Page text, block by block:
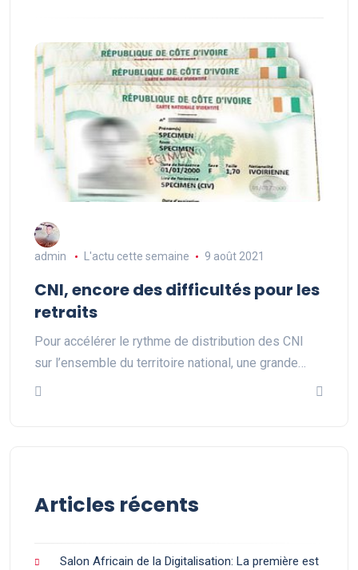
admin L'actu cette semaine 9 août 2021
CNI, encore des difficultés pour les
retraits
Pour accélérer le rythme de distribution des CNI
sur l’ensemble du territoire national, une grande…
Articles récents
Salon Africain de la Digitalisation: La première est